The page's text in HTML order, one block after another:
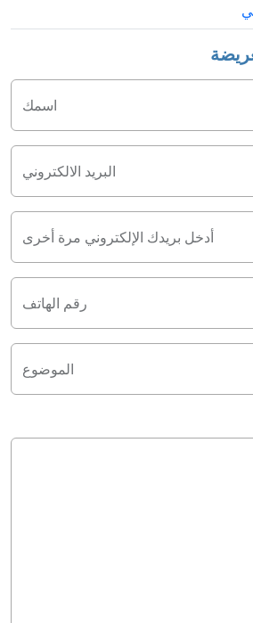
اسمك
البريد الالكتروني
أدخل بريدك الإلكتروني مرة أخرى
رقم الهاتف
الموضوع